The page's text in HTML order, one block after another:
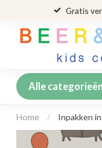
Gratis
Alle categorieën
Home / Inpakken